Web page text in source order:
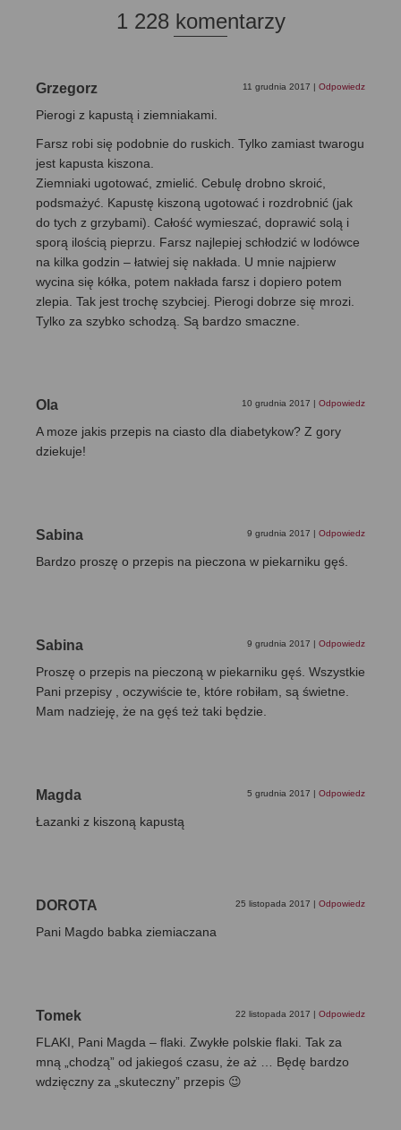
1 228 komentarzy
Grzegorz 11 grudnia 2017 | Odpowiedz
Pierogi z kapustą i ziemniakami.
Farsz robi się podobnie do ruskich. Tylko zamiast twarogu
jest kapusta kiszona.
Ziemniaki ugotować, zmielić. Cebulę drobno skroić,
podsmażyć. Kapustę kiszoną ugotować i rozdrobnić (jak
do tych z grzybami). Całość wymieszać, doprawić solą i
sporą ilością pieprzu. Farsz najlepiej schłodzić w lodówce
na kilka godzin – łatwiej się nakłada. U mnie najpierw
wycina się kółka, potem nakłada farsz i dopiero potem
zlepia. Tak jest trochę szybciej. Pierogi dobrze się mrozi.
Tylko za szybko schodzą. Są bardzo smaczne.
Ola 10 grudnia 2017 | Odpowiedz
A moze jakis przepis na ciasto dla diabetykow? Z gory
dziekuje!
Sabina 9 grudnia 2017 | Odpowiedz
Bardzo proszę o przepis na pieczona w piekarniku gęś.
Sabina 9 grudnia 2017 | Odpowiedz
Proszę o przepis na pieczoną w piekarniku gęś. Wszystkie
Pani przepisy , oczywiście te, które robiłam, są świetne.
Mam nadzieję, że na gęś też taki będzie.
Magda 5 grudnia 2017 | Odpowiedz
Łazanki z kiszoną kapustą
DOROTA 25 listopada 2017 | Odpowiedz
Pani Magdo babka ziemiaczana
Tomek 22 listopada 2017 | Odpowiedz
FLAKI, Pani Magda – flaki. Zwykłe polskie flaki. Tak za
mną „chodzą” od jakiegoś czasu, że aż … Będę bardzo
wdzięczny za „skuteczny” przepis 😉